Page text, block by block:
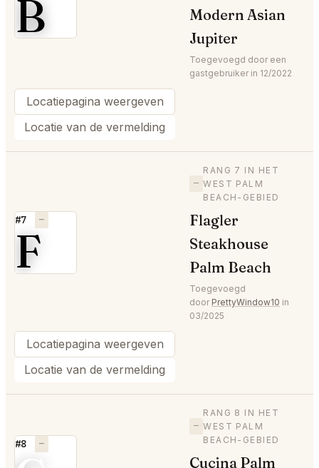
B
Modern Asian
Jupiter
Toegevoegd door een
gastgebruiker in 12/2022
Locatiepagina weergeven
Locatie van de vermelding
#7 —
F
—
RANG 7 IN HET
WEST PALM
BEACH-GEBIED
Flagler
Steakhouse
Palm Beach
Toegevoegd
door PrettyWindow10 in
03/2025
Locatiepagina weergeven
Locatie van de vermelding
#8 —
—
RANG 8 IN HET
WEST PALM
BEACH-GEBIED
Cucina Palm